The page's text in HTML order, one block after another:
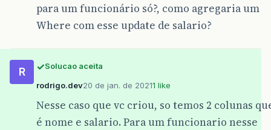
para um funcionário só?, como agregaria um
Where com esse update de salario?
R
Solucao aceita
rodrigo.dev20 de jan. de 20211 like
Nesse caso que vc criou, so temos 2 colunas
é nome e salario. Para um funcionario nesse